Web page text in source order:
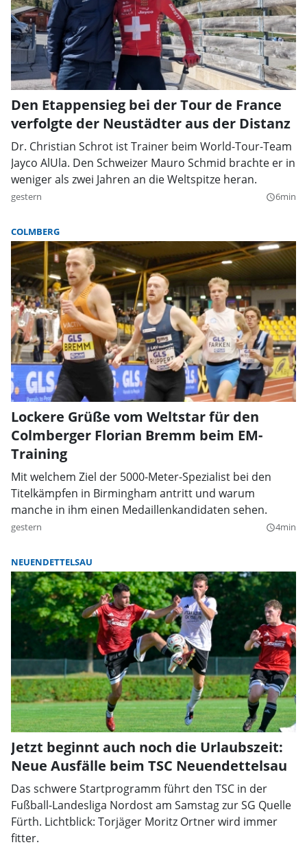
Den Etappensieg bei der Tour de France
verfolgte der Neustädter aus der Distanz
Dr. Christian Schrot ist Trainer beim World-Tour-Team
Jayco AlUla. Den Schweizer Mauro Schmid brachte er in
weniger als zwei Jahren an die Weltspitze heran.
gestern query_builder6min
COLMBERG
Lockere Grüße vom Weltstar für den
Colmberger Florian Bremm beim EM-
Training
Mit welchem Ziel der 5000-Meter-Spezialist bei den
Titelkämpfen in Birmingham antritt und warum
manche in ihm einen Medaillenkandidaten sehen.
gestern query_builder4min
NEUENDETTELSAU
Jetzt beginnt auch noch die Urlaubszeit:
Neue Ausfälle beim TSC Neuendettelsau
Das schwere Startprogramm führt den TSC in der
Fußball-Landesliga Nordost am Samstag zur SG Quelle
Fürth. Lichtblick: Torjäger Moritz Ortner wird immer
fitter.